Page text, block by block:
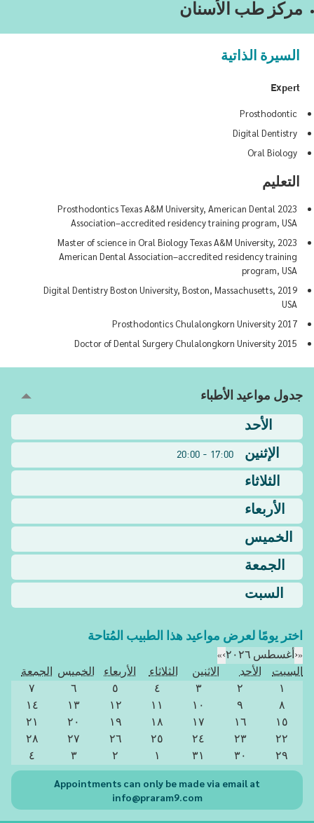
مركز طب الأسنان
السيرة الذاتية
Expert
Prosthodontic
Digital Dentistry
Oral Biology
التعليم
2023 Prosthodontics Texas A&M University, American Dental
Association–accredited residency training program, USA
2023 Master of science in Oral Biology Texas A&M University,
American Dental Association–accredited residency training
program, USA
2019 Digital Dentistry Boston University, Boston, Massachusetts,
USA
2017 Prosthodontics Chulalongkorn University
2015 Doctor of Dental Surgery Chulalongkorn University
جدول مواعيد الأطباء
الأحد
الإثنين
17:00 - 20:00
الثلاثاء
الأربعاء
الخميس
الجمعة
السبت
اختر يومًا لعرض مواعيد هذا الطبيب المُتاحة
«
‹أغسطس ٢٠٢٦ ›
»
السبت
الأحد الاثنين الثلاثاء الأربعاء الخميس الجمعة
١
٢ ٣ ٤ ٥ ٦
٧
٨
٩ ١٠ ١١ ١٢ ١٣
١٤
١٥
١٦ ١٧ ١٨ ١٩ ٢٠
٢١
٢٢
٢٣ ٢٤ ٢٥ ٢٦ ٢٧
٢٨
٢٩
٣٠ ٣١ ١ ٢ ٣ ٤
Appointments can only be made via email at
info@praram9.com